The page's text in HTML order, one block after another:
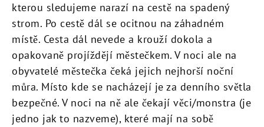
kterou sledujeme narazí na cestě na spadený
strom. Po cestě dál se ocitnou na záhadném
místě. Cesta dál nevede a krouží dokola a
opakovaně projíždějí městečkem. V noci ale na
obyvatelé městečka čeká jejich nejhorší noční
můra. Místo kde se nacházejí je za denního světla
bezpečné. V noci na ně ale čekají věci/monstra (je
jedno jak to nazveme), které mají na sobě